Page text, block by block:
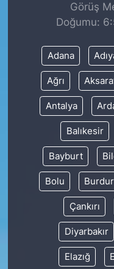
Görüş
Doğumu:
Adana
Ağrı
Antalya
Balıkesir
Bayburt
Bolu Burdur
Çankırı
Diyarbakır
Elazığ